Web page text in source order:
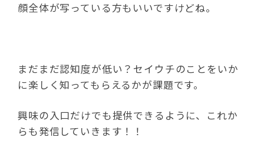
顔全体が写っている方もいいですけどね。
まだまだ認知度が低い？セイウチのことをいか
に楽しく知ってもらえるかが課題です。
興味の入口だけでも提供できるように、これか
らも発信していきます！！